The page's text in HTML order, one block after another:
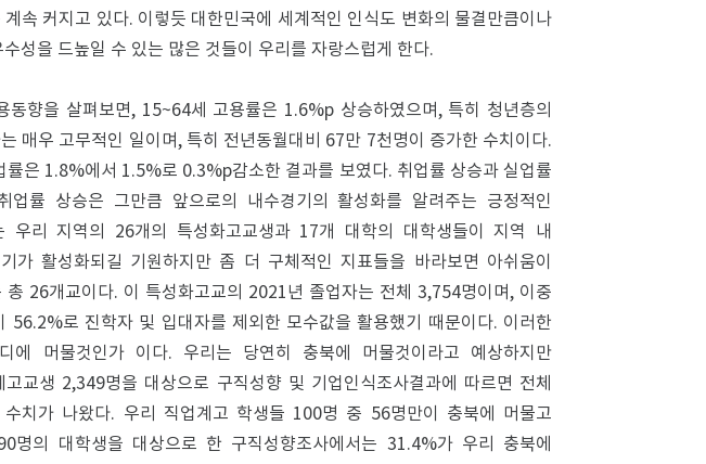
속 커지고 있다. 이렇듯 대한민국에 세계적인 인식도 변화의 물결만큼이나
성을 드높일 수 있는 많은 것들이 우리를 자랑스럽게 한다.
향을 살펴보면, 15~64세 고용률은 1.6%p 상승하였으며, 특히 청년층의
매우 고무적인 일이며, 특히 전년동월대비 67만 7천명이 증가한 수치이다.
은 1.8%에서 1.5%로 0.3%p감소한 결과를 보였다. 취업률 상승과 실업률
업률 상승은 그만큼 앞으로의 내수경기의 활성화를 알려주는 긍정적인
리 지역의 26개의 특성화고교생과 17개 대학의 대학생들이 지역 내
가 활성화되길 기원하지만 좀 더 구체적인 지표들을 바라보면 아쉬움이
26개교이다. 이 특성화고교의 2021년 졸업자는 전체 3,754명이며, 이중
56.2%로 진학자 및 입대자를 제외한 모수값을 활용했기 때문이다. 이러한
에 머물것인가 이다. 우리는 당연히 충북에 머물것이라고 예상하지만
교생 2,349명을 대상으로 구직성향 및 기업인식조사결과에 따르면 전체
치가 나왔다. 우리 직업계고 학생들 100명 중 56명만이 충북에 머물고
의 대학생을 대상으로 한 구직성향조사에서는 31.4%가 우리 충북에